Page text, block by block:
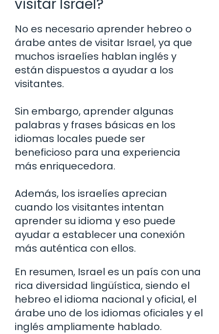
visitar Israel?
No es necesario aprender hebreo o
árabe antes de visitar Israel, ya que
muchos israelíes hablan inglés y
están dispuestos a ayudar a los
visitantes.
Sin embargo, aprender algunas
palabras y frases básicas en los
idiomas locales puede ser
beneficioso para una experiencia
más enriquecedora.
Además, los israelíes aprecian
cuando los visitantes intentan
aprender su idioma y eso puede
ayudar a establecer una conexión
más auténtica con ellos.
En resumen, Israel es un país con una
rica diversidad lingüística, siendo el
hebreo el idioma nacional y oficial, el
árabe uno de los idiomas oficiales y el
inglés ampliamente hablado.